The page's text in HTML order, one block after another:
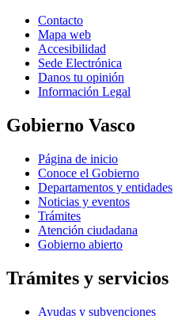
Contacto
Mapa web
Accesibilidad
Sede Electrónica
Danos tu opinión
Información Legal
Gobierno Vasco
Página de inicio
Conoce el Gobierno
Departamentos y entidades
Noticias y eventos
Trámites
Atención ciudadana
Gobierno abierto
Trámites y servicios
Ayudas y subvenciones